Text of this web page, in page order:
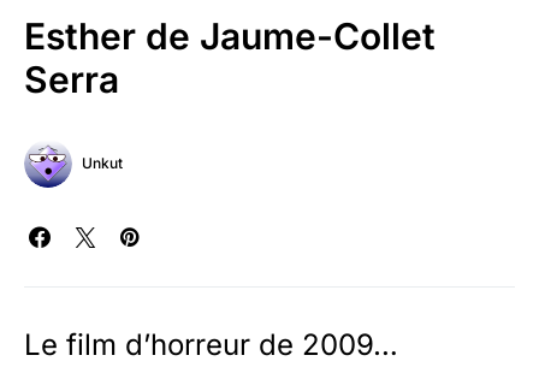
Esther de Jaume-Collet
Serra
Unkut
Le film d’horreur de 2009…